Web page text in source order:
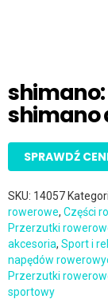
shimano
SPRAWDŹ
SKU: 14057
rowerowe, Części
Przerzutki
akcesoria, Sport i
napędów
Przerzutki
sportowy